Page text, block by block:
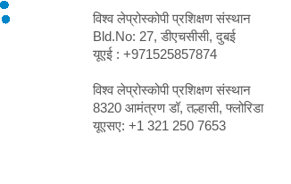
विश्व लेप्रोस्कोपी प्रशिक्षण संस्थान
Bld.No: 27, डीएचसीसी, दुबई
यूएई : +971525857874
विश्व लेप्रोस्कोपी प्रशिक्षण संस्थान
8320 आमंत्रण डॉ, तल्हासी, फ्लोरिडा
यूएसए: +1 321 250 7653